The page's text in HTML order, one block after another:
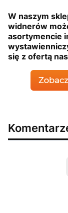
W naszym
widnerów
asortymencie
się z ofertą